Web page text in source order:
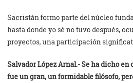
Sacristán formo parte del núcleo
hasta donde yo sé no tuvo después,
proyectos, una participación
Salvador López Arnal.-Se ha dicho en
fue un gran, un formidable filósofo,